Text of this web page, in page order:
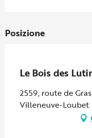
Posizione
Le Bois des
2559, route de
Villeneuve-Loubet